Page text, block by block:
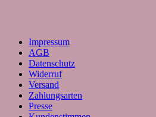
Impressum
AGB
Datenschutz
Widerruf
Versand
Zahlungsarten
Presse